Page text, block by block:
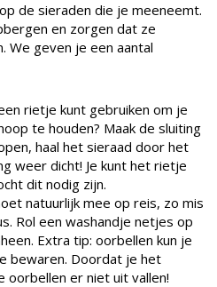
de sieraden die je meeneemt.
en zorgen dat ze
We geven je een aantal
rietje kunt gebruiken om je
te houden? Maak de sluiting
haal het sieraad door het
weer dicht! Je kunt het rietje
dit nodig zijn.
natuurlijk mee op reis, zo mis
Rol een washandje netjes op
Extra tip: oorbellen kun je
bewaren. Doordat je het
oorbellen er niet uit vallen!